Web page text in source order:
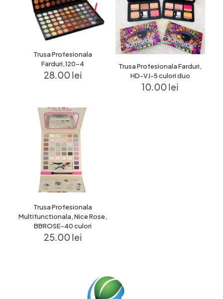
Trusa Profesionala
Farduri,120-4
28.00 lei
Trusa Profesionala Farduri,
HD-VJ-5 culori duo
10.00 lei
Trusa Profesionala
Multifunctionala, Nice Rose,
BBROSE-40 culori
25.00 lei